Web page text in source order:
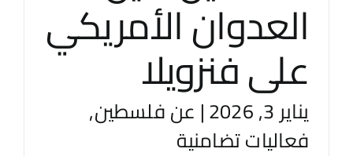
العدوان الأمريكي
على فنزويلا
يناير 3, 2026 | عن فلسطين,
فعاليات تضامنية